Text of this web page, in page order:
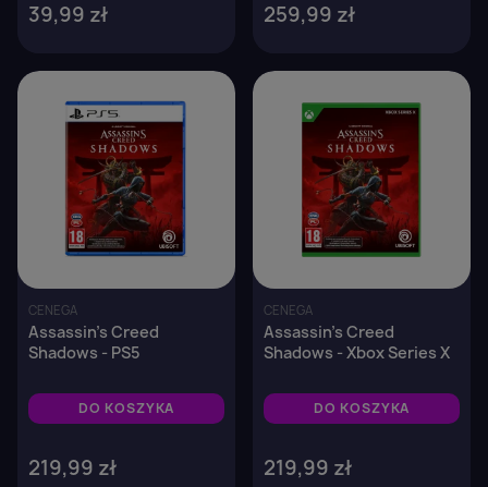
39,99 zł 259,99 zł
CENEGA
Assassin's Creed
Shadows - PS5
DO KOSZYKA
219,99 zł
CENEGA
Assassin's Creed
Shadows - Xbox Series X
DO KOSZYKA
219,99 zł